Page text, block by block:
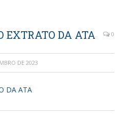
EXTRATO DA ATA 0
DE 2023
DA ATA